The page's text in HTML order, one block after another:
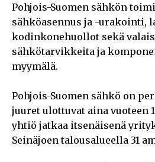
Pohjois-Suomen sähkön
sähköasennus ja -urakointi,
kodinkonehuollot sekä
sähkötarvikkeita ja
myymälä.
Pohjois-Suomen sähkö on
juuret ulottuvat aina vuoteen
yhtiö jatkaa itsenäisenä
Seinäjoen talousalueella 31